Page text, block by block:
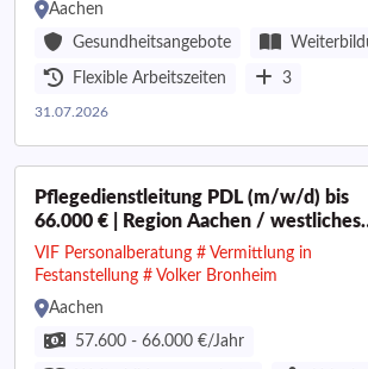
Aachen
Gesundheitsangebote
Flexible Arbeitszeiten 3
31.07.2026
Pflegedienstleitung PDL (m/w/d) bis
66.000 € | Region Aachen / westliches
Rheinland
VIF Personalberatung # Vermittlung in
Festanstellung # Volker Bronheim
Aachen
57.600 - 66.000 €/Jahr